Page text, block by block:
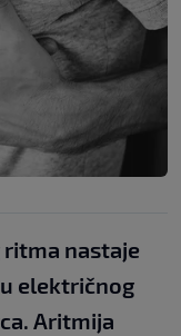
nastaje
električnog
Aritmija